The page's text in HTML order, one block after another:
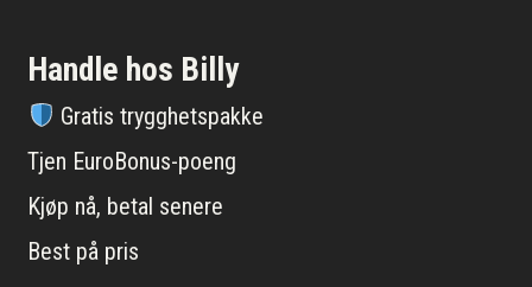
Handle hos Billy
Gratis trygghetspakke
Tjen EuroBonus-poeng
Kjøp nå, betal senere
Best på pris